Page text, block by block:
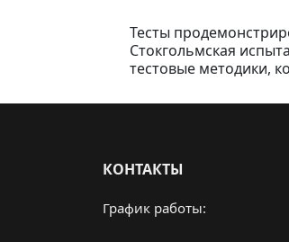
Тесты
Стокгольмская
тестовые методики,
КОНТАКТЫ
График работы: